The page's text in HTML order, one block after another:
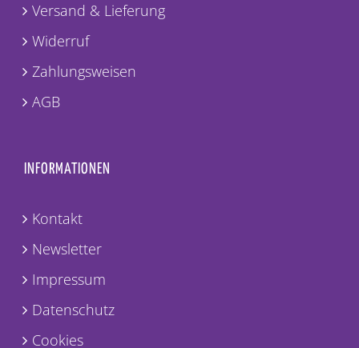
Versand & Lieferung
Widerruf
Zahlungsweisen
AGB
INFORMATIONEN
Kontakt
Newsletter
Impressum
Datenschutz
Cookies